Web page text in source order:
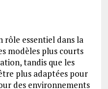
rôle essentiel dans la
modèles plus courts
tandis que les
plus adaptées pour
des environnements